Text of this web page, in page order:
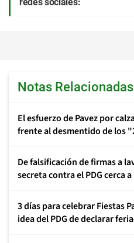
Notas Relacionadas
El esfuerzo de Pavez por
frente al desmentido de los
De falsificación de firmas a
secreta contra el PDG cerca
3 días para celebrar Fiestas
idea del PDG de declarar